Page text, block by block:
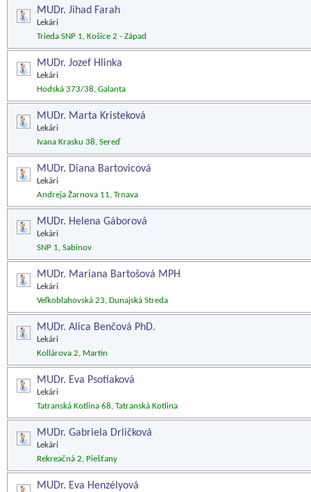
MUDr. Jihad Farah
Lekári
Trieda SNP 1, Košice 2 - Západ
MUDr. Jozef Hlinka
Lekári
Hodská 373/38, Galanta
MUDr. Marta Kristeková
Lekári
Ivana Krasku 38, Sereď
MUDr. Diana Bartovicová
Lekári
Andreja Žarnova 11, Trnava
MUDr. Helena Gáborová
Lekári
SNP 1, Sabinov
MUDr. Mariana Bartošová MPH
Lekári
Veľkoblahovská 23, Dunajská Streda
MUDr. Alica Benčová PhD.
Lekári
Kollárova 2, Martin
MUDr. Eva Psotiaková
Lekári
Tatranská Kotlina 68, Tatranská Kotlina
MUDr. Gabriela Drličková
Lekári
Rekreačná 2, Piešťany
MUDr. Eva Henzélyová